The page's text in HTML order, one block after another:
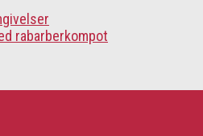
rabarberkompot